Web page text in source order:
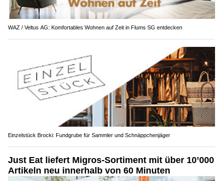
WAZ / Veltus AG: Komfortables Wohnen auf Zeit in Flums SG entdecken
Einzelstück Brocki: Fundgrube für Sammler und Schnäppchenjäger
Just Eat liefert Migros-Sortiment mit über 10’000
Artikeln neu innerhalb von 60 Minuten